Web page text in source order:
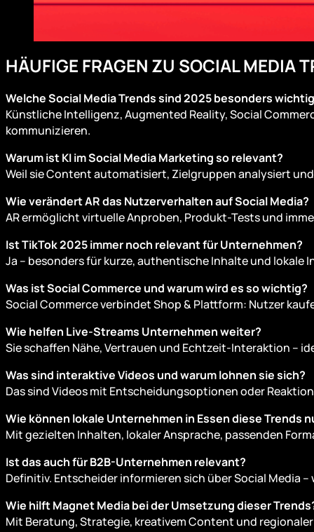
HÄUFIGE FRAGEN ZU SOCIAL MEDIA
Welche Social Media Trends sind 2025 besonders
Künstliche Intelligenz, Augmented Reality, Social
kommunizieren.
Warum ist KI im Social Media Marketing so relevant?
Weil sie Content automatisiert, Zielgruppen analysiert
Wie verändert AR das Nutzerverhalten auf Social Media?
AR ermöglicht virtuelle Anproben, Produkt-Tests und
Ist TikTok 2025 immer noch relevant für Unternehmen?
Ja – besonders für kurze, authentische Inhalte und
Was ist Social Commerce und warum wird es so wichtig?
Social Commerce verbindet Shop & Plattform: Nutzer
Wie helfen Live-Streams Unternehmen weiter?
Sie schaffen Nähe, Vertrauen und Echtzeit-Interaktion –
Was sind interaktive Videos und warum lohnen sie sich?
Das sind Videos mit Entscheidungsoptionen oder
Wie können lokale Unternehmen in Essen diese Trends
Mit gezielten Inhalten, lokaler Ansprache, passenden
Ist das auch für B2B-Unternehmen relevant?
Definitiv. Entscheider informieren sich über Social Media
Wie hilft Magnet Media bei der Umsetzung dieser
Mit Beratung, Strategie, kreativem Content und